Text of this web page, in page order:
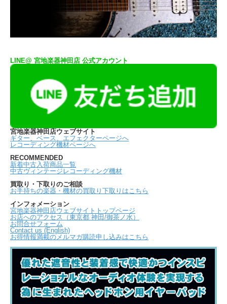
LINE@ 宮地楽器神田店 公式アカウント
宮地楽器神田店ウェブサイト
ギター、ベース、エフェクターページへ
レコーディング機材ページへ
RECOMMENDED
新着中古入荷商品一覧
中古ヴィンテージレコーディング機材
買取り・下取りのご相談
お手持ちの楽器・機材の買取り下取りはこちら
インフォメーション
宮地楽器神田店ウェブサイトトップページ
お店へのアクセス（東京都 神田/御茶ノ水）
お問合せフォーム
Contact us (English)
お得情報満載のメルマガ購読申し込みはこちら